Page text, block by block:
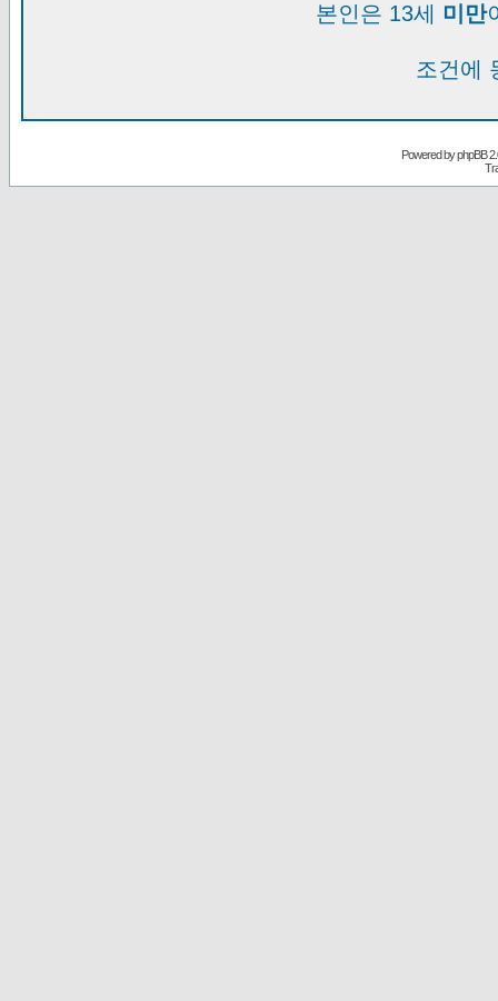
본인은 13세 미만
조건에
Powered byphpBB